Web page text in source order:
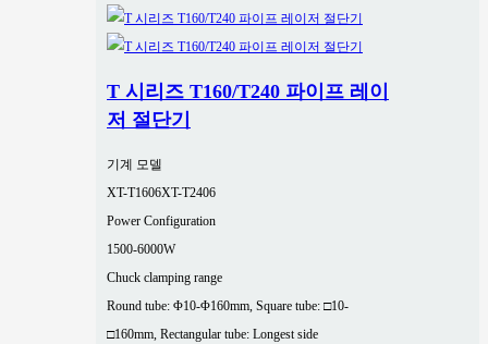
T 시리즈 T160/T240 파이프 레이
저 절단기
기계 모델
XT-T1606XT-T2406
Power Configuration
1500-6000W
Chuck clamping range
Round tube: Φ10-Φ160mm, Square tube: □10-
□160mm, Rectangular tube: Longest side